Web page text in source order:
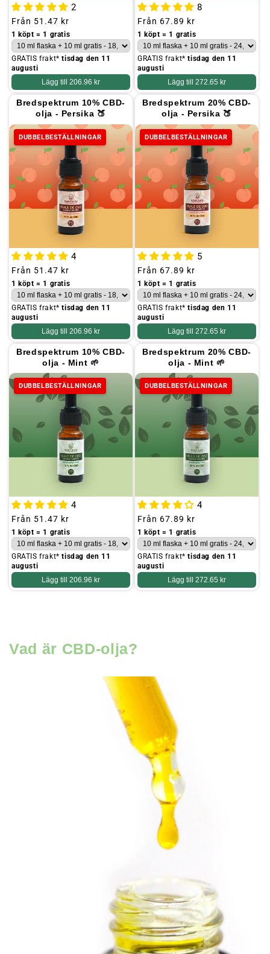
2
Ordinarie
pris
Från 51.47 kr
1 köpt = 1 gratis
GRATIS frakt*tisdag den 11
augusti
Lägg till 206.96 kr
8
Ordinarie
pris
Från 67.89 kr
1 köpt = 1 gratis
GRATIS frakt*tisdag den 11
augusti
Lägg till 272.65 kr
Bredspektrum 10% CBD-
olja - Persika 🍑
DUBBELBESTÄLLNINGAR
4
Ordinarie
pris
Från 51.47 kr
1 köpt = 1 gratis
GRATIS frakt*tisdag den 11
augusti
Lägg till 206.96 kr
Bredspektrum 20% CBD-
olja - Persika 🍑
DUBBELBESTÄLLNINGAR
5
Ordinarie
pris
Från 67.89 kr
1 köpt = 1 gratis
GRATIS frakt*tisdag den 11
augusti
Lägg till 272.65 kr
Bredspektrum 10% CBD-
olja - Mint 🌱
DUBBELBESTÄLLNINGAR
4
Ordinarie
pris
Från 51.47 kr
1 köpt = 1 gratis
GRATIS frakt*tisdag den 11
augusti
Lägg till 206.96 kr
Bredspektrum 20% CBD-
olja - Mint 🌱
DUBBELBESTÄLLNINGAR
4
Ordinarie
pris
Från 67.89 kr
1 köpt = 1 gratis
GRATIS frakt*tisdag den 11
augusti
Lägg till 272.65 kr
Vad är CBD-olja?